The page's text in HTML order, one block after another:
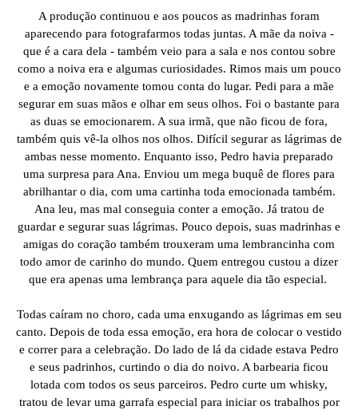
A produção continuou e aos poucos as madrinhas foram
aparecendo para fotografarmos todas juntas. A mãe da noiva -
que é a cara dela - também veio para a sala e nos contou sobre
como a noiva era e algumas curiosidades. Rimos mais um pouco
e a emoção novamente tomou conta do lugar. Pedi para a mãe
segurar em suas mãos e olhar em seus olhos. Foi o bastante para
as duas se emocionarem. A sua irmã, que não ficou de fora,
também quis vê-la olhos nos olhos. Difícil segurar as lágrimas de
ambas nesse momento. Enquanto isso, Pedro havia preparado
uma surpresa para Ana. Enviou um mega buquê de flores para
abrilhantar o dia, com uma cartinha toda emocionada também.
Ana leu, mas mal conseguia conter a emoção. Já tratou de
guardar e segurar suas lágrimas. Pouco depois, suas madrinhas e
amigas do coração também trouxeram uma lembrancinha com
todo amor de carinho do mundo. Quem entregou custou a dizer
que era apenas uma lembrança para aquele dia tão especial.
Todas caíram no choro, cada uma enxugando as lágrimas em seu
canto. Depois de toda essa emoção, era hora de colocar o vestido
e correr para a celebração. Do lado de lá da cidade estava Pedro
e seus padrinhos, curtindo o dia do noivo. A barbearia ficou
lotada com todos os seus parceiros. Pedro curte um whisky,
tratou de levar uma garrafa especial para iniciar os trabalhos por